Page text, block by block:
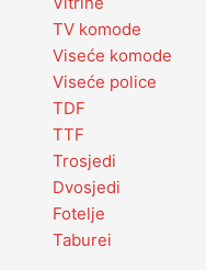
TV komode
Viseće komode
Viseće police
TDF
TTF
Trosjedi
Dvosjedi
Fotelje
Taburei